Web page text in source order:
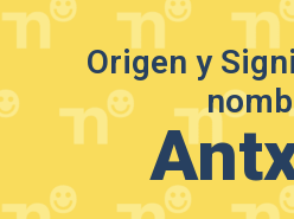
Origen y